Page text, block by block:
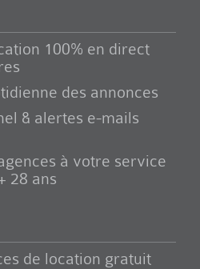
100% en direct
des annonces
& alertes e-mails
à votre service
28 ans
de location gratuit